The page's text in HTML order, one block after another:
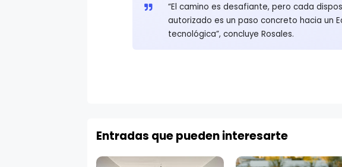
“El camino es desafiante, pero cada
autorizado es un paso concreto hacia un
tecnológica”, concluye Rosales.
Entradas que pueden interesarte